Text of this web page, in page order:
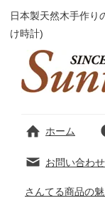
日本製天然木手作り
け時計)
ホーム
お問い合わせ
さんてる商品の魅